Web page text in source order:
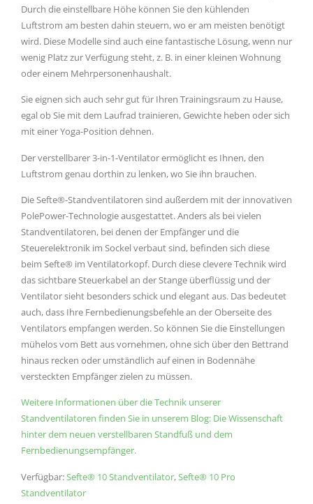
Durch die einstellbare Höhe können Sie den kühlenden
Luftstrom am besten dahin steuern, wo er am meisten benötigt
wird. Diese Modelle sind auch eine fantastische Lösung, wenn nur
wenig Platz zur Verfügung steht, z. B. in einer kleinen Wohnung
oder einem Mehrpersonenhaushalt.
Sie eignen sich auch sehr gut für Ihren Trainingsraum zu Hause,
egal ob Sie mit dem Laufrad trainieren, Gewichte heben oder sich
mit einer Yoga-Position dehnen.
Der verstellbarer 3-in-1-Ventilator ermöglicht es Ihnen, den
Luftstrom genau dorthin zu lenken, wo Sie ihn brauchen.
Die Sefte®-Standventilatoren sind außerdem mit der innovativen
PolePower-Technologie ausgestattet. Anders als bei vielen
Standventilatoren, bei denen der Empfänger und die
Steuerelektronik im Sockel verbaut sind, befinden sich diese
beim Sefte® im Ventilatorkopf. Durch diese clevere Technik wird
das sichtbare Steuerkabel an der Stange überflüssig und der
Ventilator sieht besonders schick und elegant aus. Das bedeutet
auch, dass Ihre Fernbedienungsbefehle an der Oberseite des
Ventilators empfangen werden. So können Sie die Einstellungen
mühelos vom Bett aus vornehmen, ohne sich über den Bettrand
hinaus recken oder umständlich auf einen in Bodennähe
versteckten Empfänger zielen zu müssen.
Weitere Informationen über die Technik unserer
Standventilatoren finden Sie in unserem Blog: Die Wissenschaft
hinter dem neuen verstellbaren Standfuß und dem
Fernbedienungsempfänger.
Verfügbar:Sefte® 10 Standventilator,Sefte® 10 Pro
Standventilator